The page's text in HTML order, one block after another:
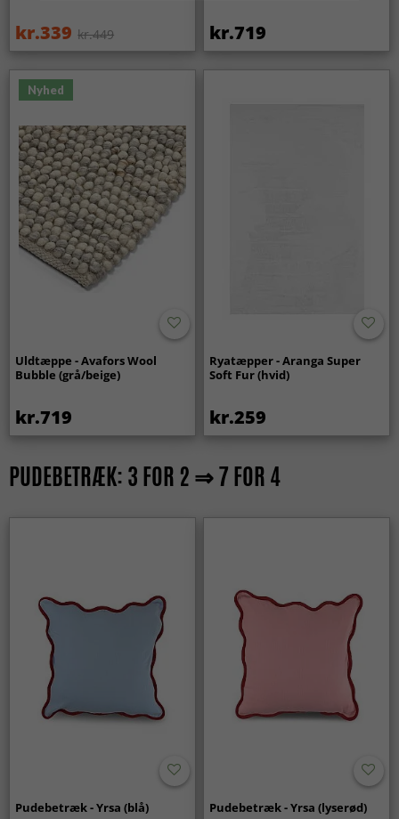
kr.339 kr.449 kr.719
Nyhed
Uldtæppe - Avafors Wool
Bubble (grå/beige)
kr.719
Ryatæpper - Aranga Super
Soft Fur (hvid)
kr.259
PUDEBETRÆK: 3 FOR 2 ⇒ 7 FOR 4
Pudebetræk - Yrsa (blå) Pudebetræk - Yrsa (lyserød)